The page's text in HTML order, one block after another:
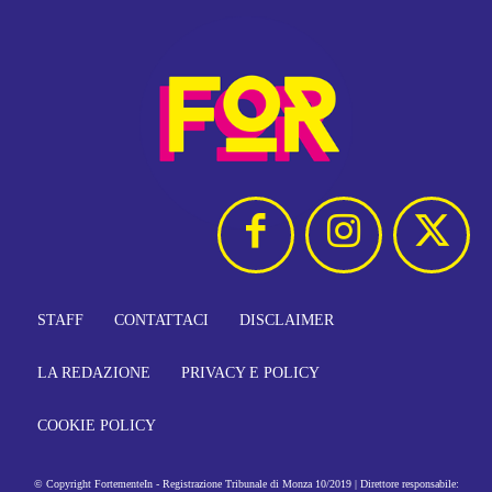
STAFF CONTATTACI DISCLAIMER
LA REDAZIONE PRIVACY E POLICY
COOKIE POLICY
© Copyright FortementeIn - Registrazione Tribunale di Monza 10/2019 | Direttore responsabile: